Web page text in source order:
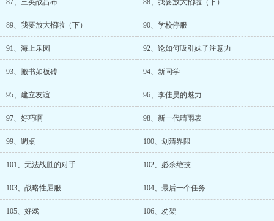
87、三英战吕布 88、我要放大招啦（下）
89、我要放大招啦（下） 90、学校停服
91、海上乐园 92、论如何吸引妹子注意力
93、搬书如板砖 94、新同学
95、建立友谊 96、李佳昊的魅力
97、好巧啊 98、新一代晴雨表
99、调桌 100、划清界限
101、无法战胜的对手 102、必杀绝技
103、战略性屈服 104、最后一个任务
105、好戏 106、劝架